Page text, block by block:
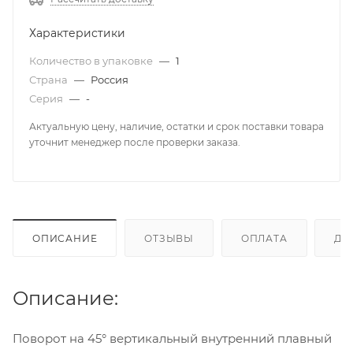
Характеристики
Количество в упаковке — 1
Страна — Россия
Серия — -
Актуальную цену, наличие, остатки и срок поставки товара
уточнит менеджер после проверки заказа.
ОПИСАНИЕ ОТЗЫВЫ ОПЛАТА
Описание:
Поворот на 45° вертикальный внутренний плавный